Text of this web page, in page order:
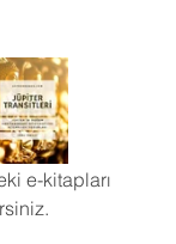
e-kitapları